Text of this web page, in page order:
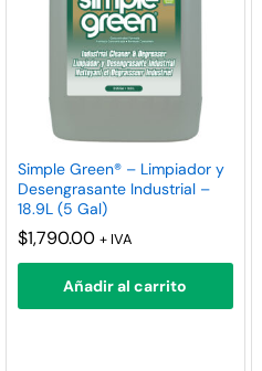
Simple Green® – Limpiador y
Desengrasante Industrial –
18.9L (5 Gal)
$1,790.00 + IVA
Añadir al carrito